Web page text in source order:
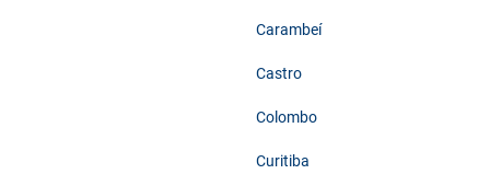
Carambeí
Castro
Colombo
Curitiba